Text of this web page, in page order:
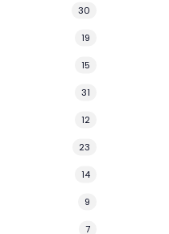
30
19
15
31
12
23
14
9
7